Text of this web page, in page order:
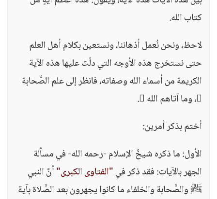
كتاب الله.
لاحظ، ونحن نُعمل أذهاننا، ونستعين بكلام أهل العلم
حتى نستخرج هذه الأوجه التي دلّت عليها هذه الآية
الكريمة من أسماء الله وصفاته، فانظر إلى علم الصَّحابة
، وما آتاهم الله .
أختم بذكر أمرين:
الأول: ما ذكره شيخُ الإسلام -رحمه الله- في مسألة
الجهر بالآيات: فقد ذكر في"الفتاوى الكبرى"أنَّ النبي
ﷺ والصَّحابة والخلفاء ما كانوا يجهرون بعد الصَّلاة بآية